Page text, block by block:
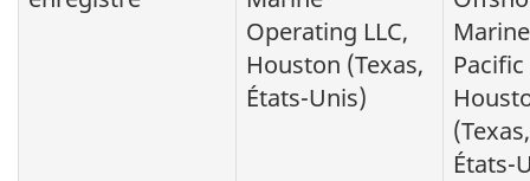
Operating LLC,
Houston (Texas,
États-Unis)
Marine
Pacific
(Texas,
États-